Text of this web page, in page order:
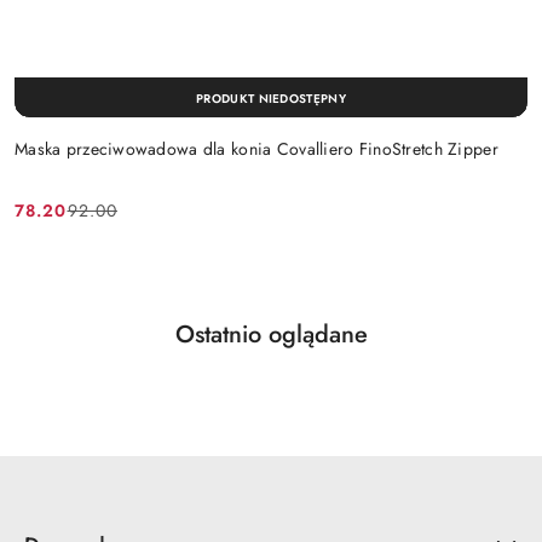
Maska przeciwowadowa dla konia Covalliero FinoStretch Zipper
Cena
78.20
Cena 92.00
PRODUKT NIEDOSTĘPNY
Pomiń karuzelę produktów
Produkty
Ostatnio oglądane